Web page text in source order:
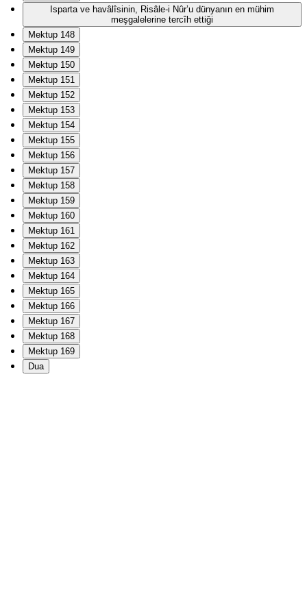
Isparta ve havâlîsinin, Risâle-i Nûr’u dünyanın en mühim
meşgalelerine tercîh ettiği
Mektup 148
Mektup 149
Mektup 150
Mektup 151
Mektup 152
Mektup 153
Mektup 154
Mektup 155
Mektup 156
Mektup 157
Mektup 158
Mektup 159
Mektup 160
Mektup 161
Mektup 162
Mektup 163
Mektup 164
Mektup 165
Mektup 166
Mektup 167
Mektup 168
Mektup 169
Dua